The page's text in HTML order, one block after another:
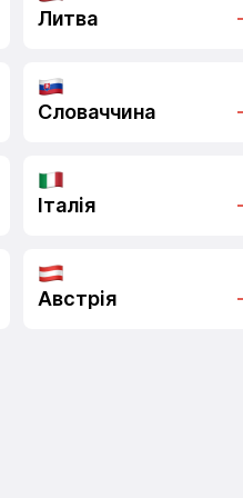
Литва
Словаччина
Італія
Австрія